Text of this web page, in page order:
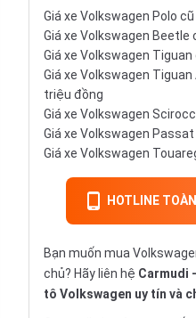
Giá xe Volkswagen Polo
Giá xe Volkswagen
Giá xe Volkswagen
Giá xe Volkswagen
triệu đồng
Giá xe Volkswagen
Giá xe Volkswagen
Giá xe Volkswagen
HOTLINE
Bạn muốn mua
chủ? Hãy liên hệ Carmudi
tô Volkswagen uy tín và